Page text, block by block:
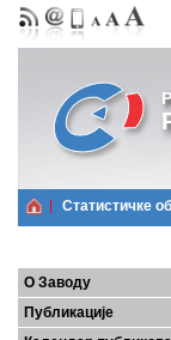
Статистичке
О Заводу
Публикације